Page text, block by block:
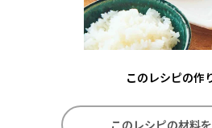
このレシピの作
このレシピの材料